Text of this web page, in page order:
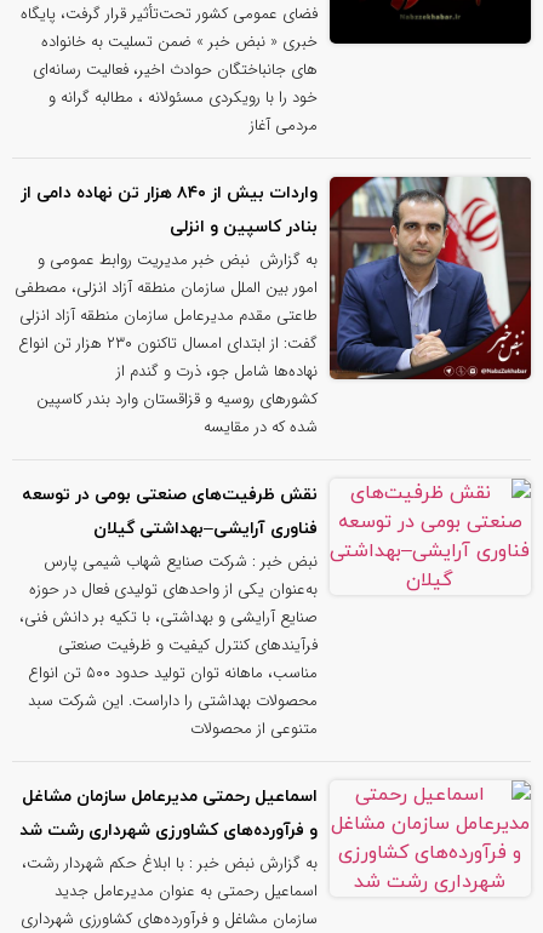
فضای عمومی کشور تحت‌تأثیر قرار گرفت، پایگاه
خبری « نبض خبر » ضمن تسلیت به خانواده
های جانباختگان حوادث اخیر، فعالیت رسانه‌ای
خود را با رویکردی مسئولانه ، مطالبه گرانه و
مردمی آغاز
واردات بیش از ۸۴۰ هزار تن نهاده دامی از
بنادر كاسپین و انزلی
به گزارش نبض خبر مدیریت روابط عمومی و
امور بین الملل سازمان منطقه آزاد انزلی، مصطفی
طاعتی مقدم مدیرعامل سازمان منطقه آزاد انزلی
گفت: از ابتدای امسال تاکنون ۲۳۰ هزار تن انواع
نهاده‌ها شامل جو، ذرت و گندم از
کشورهای روسیه و قزاقستان وارد بندر کاسپین
شده که در مقایسه
نقش ظرفیت‌های صنعتی بومی در توسعه
فناوری آرایشی–بهداشتی گیلان
نبض خبر : شرکت صنایع شهاب شیمی پارس
به‌عنوان یکی از واحدهای تولیدی فعال در حوزه
صنایع آرایشی و بهداشتی، با تکیه بر دانش فنی،
فرآیندهای کنترل کیفیت و ظرفیت صنعتی
مناسب، ماهانه توان تولید حدود ۵۰۰ تن انواع
محصولات بهداشتی را داراست. این شرکت سبد
متنوعی از محصولات
اسماعیل رحمتی مدیرعامل سازمان مشاغل
و فرآورده‌های کشاورزی شهرداری رشت شد
به گزارش نبض خبر : با ابلاغ حکم شهردار رشت،
اسماعیل رحمتی به عنوان مدیرعامل جدید
سازمان مشاغل و فرآورده‌های کشاورزی شهرداری